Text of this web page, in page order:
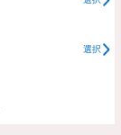
選択